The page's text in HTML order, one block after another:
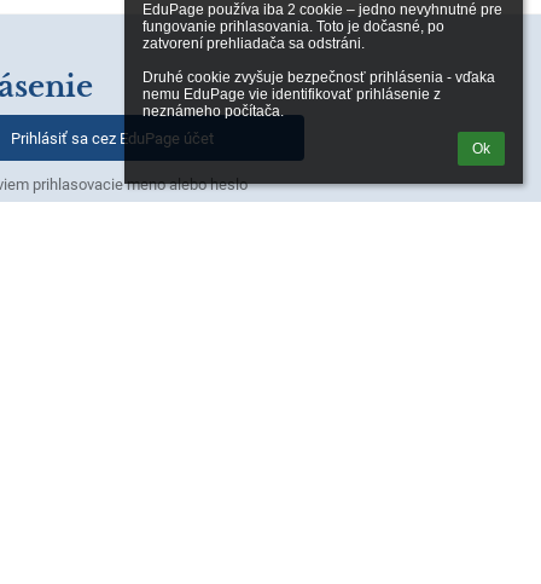
EduPage používa iba 2 cookie – jedno nevyhnutné pre
fungovanie prihlasovania. Toto je dočasné, po
zatvorení prehliadača sa odstráni.
Druhé cookie zvyšuje bezpečnosť prihlásenia - vďaka
nemu EduPage vie identifikovať prihlásenie z
neznámeho počítača.
Ok
Prihlásiť sa cez EduPage účet
prihlasovacie meno alebo heslo